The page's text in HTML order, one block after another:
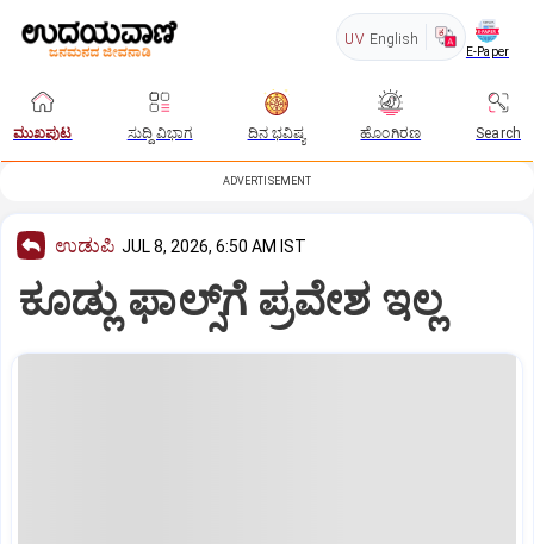
UV English
E-Paper
ಮುಖಪುಟ ಸುದ್ದಿ ವಿಭಾಗ ದಿನ ಭವಿಷ್ಯ ಹೊಂಗಿರಣ Search
ADVERTISEMENT
ಉಡುಪಿ JUL 8, 2026, 6:50 AM IST
ಕೂಡ್ಲು ಫಾಲ್ಸ್‌ಗೆ ಪ್ರವೇಶ ಇಲ್ಲ